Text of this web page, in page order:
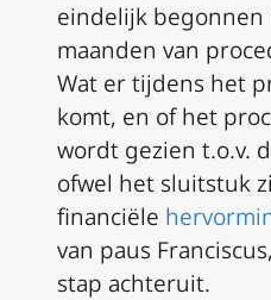
eindelijk begonnen
maanden van
Wat er tijdens het
komt, en of het
wordt gezien t.o.v.
ofwel het sluitstuk
financiële
van paus
stap achteruit.